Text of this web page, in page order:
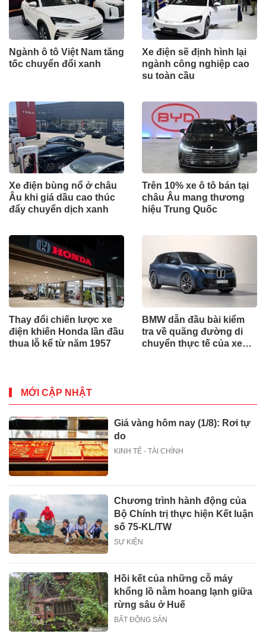
Ngành ô tô Việt Nam tăng
tốc chuyển đổi xanh
Xe điện sẽ định hình lại
ngành công nghiệp cao
su toàn cầu
Xe điện bùng nổ ở châu
Âu khi giá dầu cao thúc
đẩy chuyển dịch xanh
Trên 10% xe ô tô bán tại
châu Âu mang thương
hiệu Trung Quốc
Thay đổi chiến lược xe
điện khiến Honda lần đầu
thua lỗ kể từ năm 1957
BMW dẫn đầu bài kiểm
tra về quãng đường di
chuyển thực tế của xe
MỚI CẬP NHẬT
Giá vàng hôm nay (1/8): Rơi tự
do
KINH TẾ - TÀI CHÍNH
Chương trình hành động của
Bộ Chính trị thực hiện Kết luận
số 75-KL/TW
SỰ KIỆN
Hồi kết của những cỗ máy
khổng lồ nằm hoang lạnh giữa
rừng sâu ở Huế
BẤT ĐỘNG SẢN